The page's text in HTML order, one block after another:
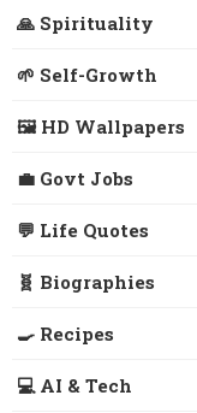
🙏 Spirituality
🌱 Self-Growth
🖼️ HD Wallpapers
💼 Govt Jobs
💬 Life Quotes
🧬 Biographies
🍳 Recipes
💻 AI & Tech